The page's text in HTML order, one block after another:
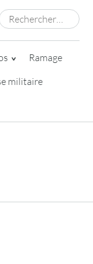
:
Ramage
militaire